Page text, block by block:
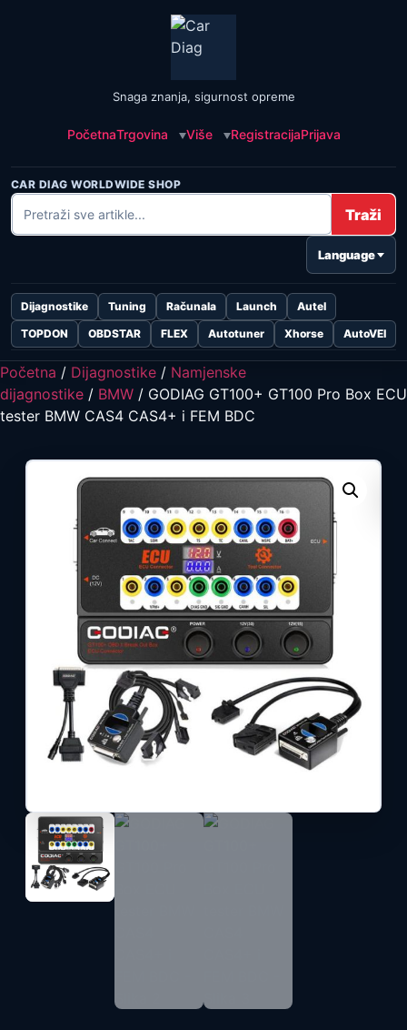
Snaga znanja, sigurnost opreme
PočetnaTrgovina Više RegistracijaPrijava
CAR DIAG WORLDWIDE SHOP
Traži
Language
Dijagnostike Tuning Računala Launch
Autel
TOPDON
OBDSTAR FLEX Autotuner Xhorse AutoVEI
Početna / Dijagnostike / Namjenske
dijagnostike / BMW / GODIAG GT100+ GT100 Pro Box ECU
tester BMW CAS4 CAS4+ i FEM BDC